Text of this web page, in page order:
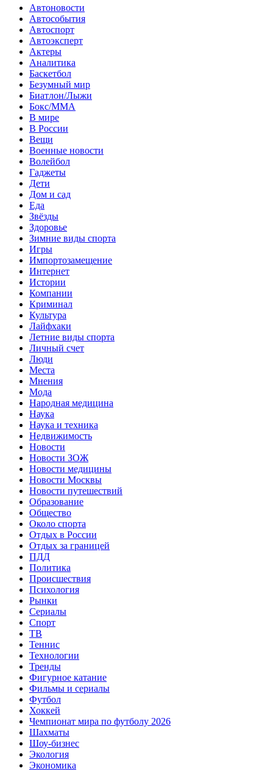
Автоновости
Автособытия
Автоспорт
Автоэксперт
Актеры
Аналитика
Баскетбол
Безумный мир
Биатлон/Лыжи
Бокс/MMA
В мире
В России
Вещи
Военные новости
Волейбол
Гаджеты
Дети
Дом и сад
Еда
Звёзды
Здоровье
Зимние виды спорта
Игры
Импортозамещение
Интернет
Истории
Компании
Криминал
Культура
Лайфхаки
Летние виды спорта
Личный счет
Люди
Места
Мнения
Мода
Народная медицина
Наука
Наука и техника
Недвижимость
Новости
Новости ЗОЖ
Новости медицины
Новости Москвы
Новости путешествий
Образование
Общество
Около спорта
Отдых в России
Отдых за границей
ПДД
Политика
Происшествия
Психология
Рынки
Сериалы
Спорт
ТВ
Теннис
Технологии
Тренды
Фигурное катание
Фильмы и сериалы
Футбол
Хоккей
Чемпионат мира по футболу 2026
Шахматы
Шоу-бизнес
Экология
Экономика